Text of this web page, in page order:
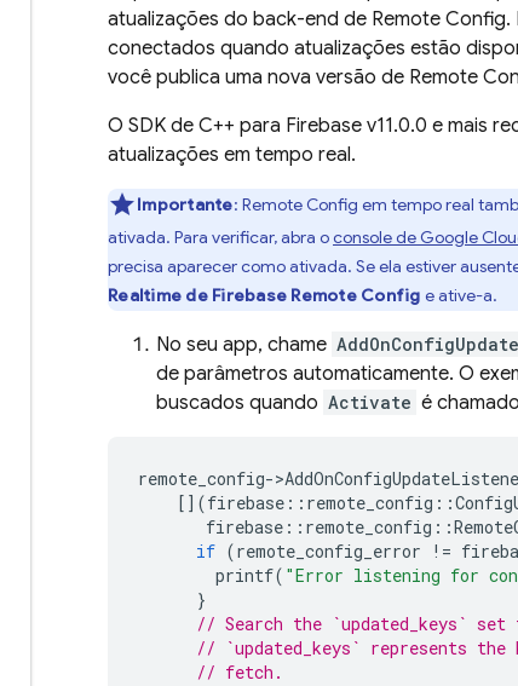
atualizações do back-end de Remote Config.
conectados quando atualizações estão
você publica uma nova versão de Remote
O SDK de C++ para Firebase v11.0.0 e mais
atualizações em tempo real.
Importante: Remote Config em tempo real
ativada. Para verificar, abra oconsole de Google
precisa aparecer como ativada. Se ela estiver
Realtime de Firebase Remote Config e ative-a.
No seu app, chame
de parâmetros automaticamente. O
buscados quando Activate é
remote_config->
[](firebase :: remote_config ::
firebase :: remote_config ::
if (remote_config_error !=
printf( "Error listening for
}
// Search the `updated_keys` set
// `updated_keys` represents
// fetch.